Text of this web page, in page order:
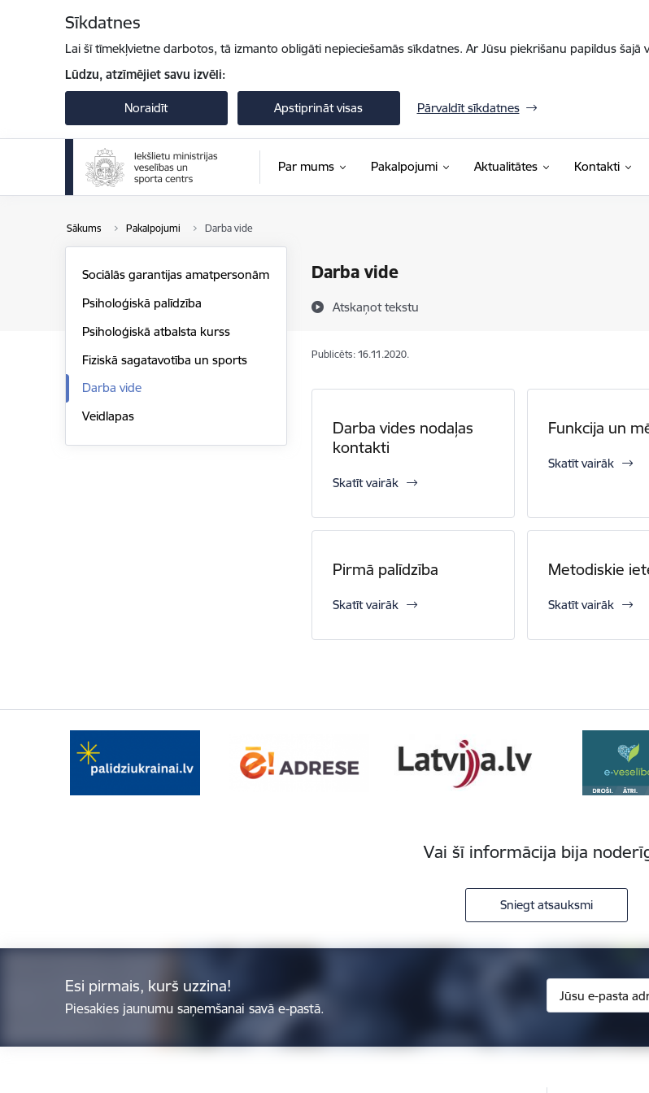
Sīkdatnes
Lai šī tīmekļvietne darbotos, tā izmanto obligāti nepieciešamās sīkdatnes. Ar Jūsu piekrišanu papildus
Lūdzu, atzīmējiet savu izvēli:
Noraidīt Apstiprināt visas Pārvaldīt sīkdatnes
Par mums Pakalpojumi Aktualitātes Kontakti
Sākums Pakalpojumi Darba vide
Darba vide
Atskaņot tekstu
Sociālās garantijas amatpersonām
Psiholoģiskā palīdzība
Psiholoģiskā atbalsta kurss
Fiziskā sagatavotība un sports
Darba vide
Veidlapas
Publicēts: 16.11.2020.
Darba vides nodaļas
kontakti
Skatīt vairāk
Funkcija un
Skatīt vairāk
Pirmā palīdzība
Skatīt vairāk
Metodiskie
Skatīt vairāk
Vai šī informācija bija
Sniegt atsauksmi
Esi pirmais, kurš uzzina!
Piesakies jaunumu saņemšanai savā e-pastā.